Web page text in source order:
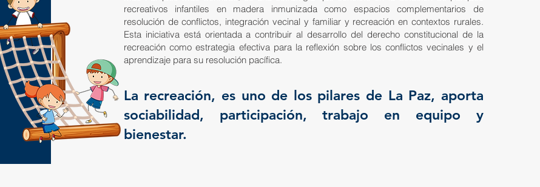
recreativos infantiles en madera inmunizada como espacios complementarios de
resolución de conflictos, integración vecinal y familiar y recreación en contextos rurales.
Esta iniciativa está orientada a contribuir al desarrollo del derecho constitucional de la
recreación como estrategia efectiva para la reflexión sobre los conflictos vecinales y el
aprendizaje para su resolución pacífica.
La recreación, es uno de los pilares de La Paz, aporta
sociabilidad, participación, trabajo en equipo y
bienestar.